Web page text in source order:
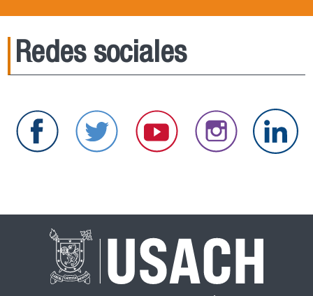
Redes sociales